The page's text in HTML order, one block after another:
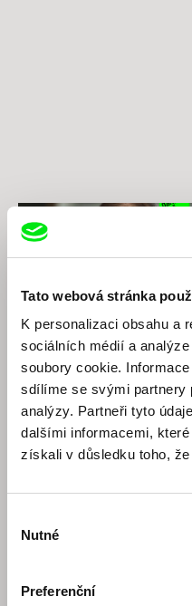
Tato webová stránka
K personalizaci obsahu a
sociálních médií a
soubory cookie.
sdílíme se svými partnery
analýzy. Partneři tyto
dalšími informacemi,
získali v důsledku toho,
souhlasu
Nutné
Preferenční
Erika Hníková
Diskuze k filmu Každá minuta
života
Thomas Imbach (EN)